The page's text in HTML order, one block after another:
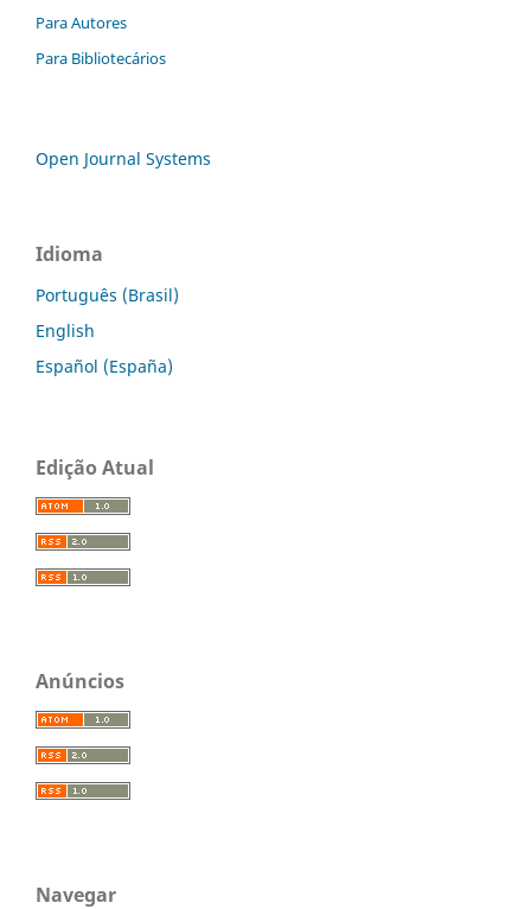
Para Autores
Para Bibliotecários
Open Journal Systems
Idioma
Português (Brasil)
English
Español (España)
Edição Atual
Anúncios
Navegar